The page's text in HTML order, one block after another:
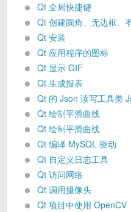
Qt 全局快捷键
Qt 创建圆角、无边框、
Qt 安装
Qt 应用程序的图标
Qt 显示 GIF
Qt 生成报表
Qt 的 Json 读写工具类
Qt 绘制平滑曲线
Qt 绘制平滑曲线
Qt 编译 MySQL 驱动
Qt 自定义日志工具
Qt 访问网络
Qt 调用摄像头
Qt 项目中使用 OpenCV